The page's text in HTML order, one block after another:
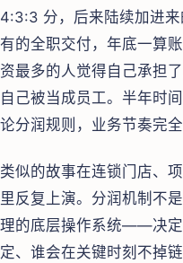
4:3:3 分，后来陆续加进来
有的全职交付，年底一算
资最多的人觉得自己承担
自己被当成员工。半年时
论分润规则，业务节奏完全
类似的故事在连锁门店、
里反复上演。分润机制不
理的底层操作系统——决定
定、谁会在关键时刻不掉